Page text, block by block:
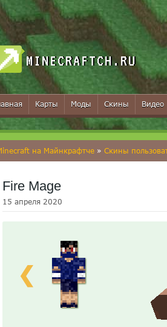
MINECRAFTCH.RU
Карты Моды Скины Видео
на Майнкрафтче » Скины
Fire Mage
15 апреля 2020
❮